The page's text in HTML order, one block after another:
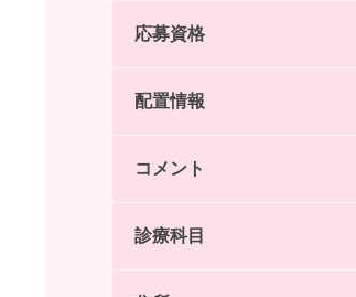
応募資格
配置情報
コメント
診療科目